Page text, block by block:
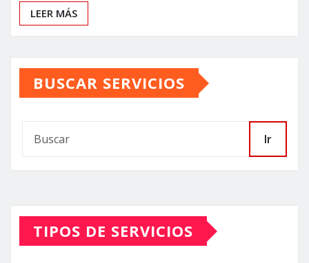
LEER MÁS
BUSCAR SERVICIOS
Ir
TIPOS DE SERVICIOS